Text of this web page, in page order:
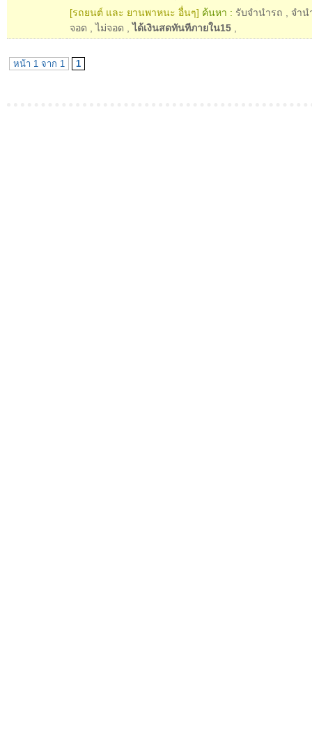
[รถยนต์ และ ยานพาหนะ อื่นๆ] ค้นหา : รับจำนำรถ
จำน
จอด ,ไม่จอด ,ได้เงินสดทันทีภายใน15
หน้า 1 จาก 1 1